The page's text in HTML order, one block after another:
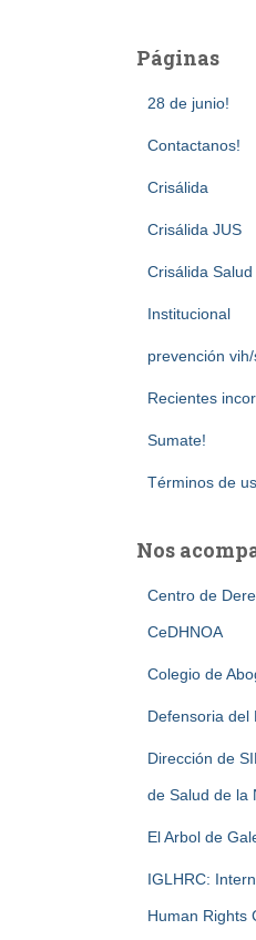
Páginas
28 de junio!
Contactanos!
Crisálida
Crisálida JUS
Crisálida Salud
Institucional
prevención
Recientes
Sumate!
Términos de
Nos
Centro de
CeDHNOA
Colegio de
Defensoria del
Dirección de
de Salud de la
El Arbol de
IGLHRC:
Human Rights